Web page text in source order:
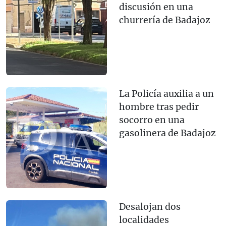
discusión en una
churrería de Badajoz
La Policía auxilia a un
hombre tras pedir
socorro en una
gasolinera de Badajoz
Desalojan dos
localidades